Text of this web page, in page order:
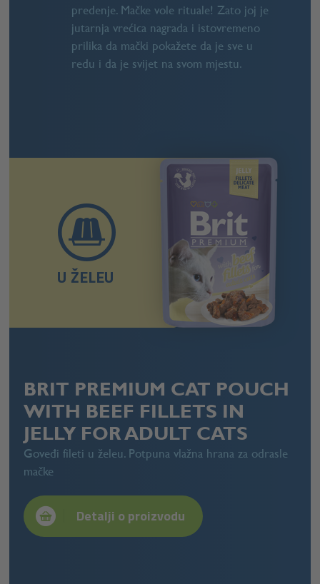
predenje. Mačke vole rituale! Zato joj je
jutarnja vrećica nagrada i istovremeno
prilika da mački pokažete da je sve u
redu i da je svijet na svom mjestu.
U ŽELEU
BRIT PREMIUM CAT POUCH
WITH BEEF FILLETS IN
JELLY FOR ADULT CATS
Goveđi fileti u želeu. Potpuna vlažna hrana za odrasle
mačke
Detalji o proizvodu